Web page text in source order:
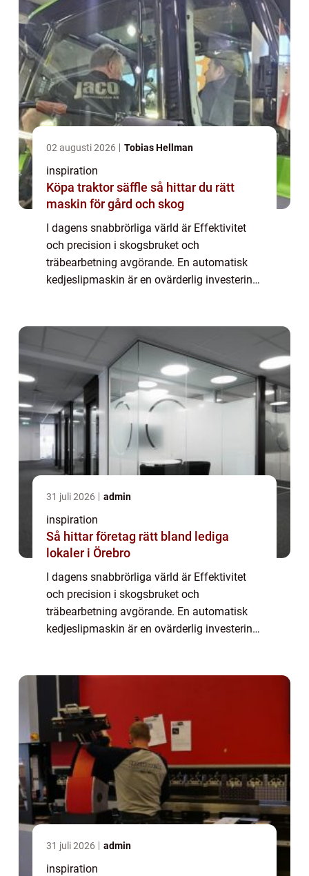
02 augusti 2026 Tobias Hellman
inspiration
Köpa traktor säffle så hittar du rätt
maskin för gård och skog
I dagens snabbrörliga värld är Effektivitet
och precision i skogsbruket och
träbearbetning avgörande. En automatisk
kedjeslipmaskin är en ovärderlig investering
31 juli 2026 admin
inspiration
Så hittar företag rätt bland lediga
lokaler i Örebro
I dagens snabbrörliga värld är Effektivitet
och precision i skogsbruket och
träbearbetning avgörande. En automatisk
kedjeslipmaskin är en ovärderlig investering
31 juli 2026 admin
inspiration